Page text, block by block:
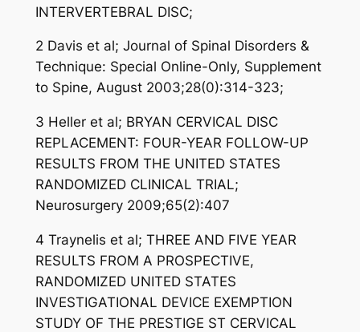
INTERVERTEBRAL DISC;
2 Davis et al; Journal of Spinal Disorders &
Technique: Special Online-Only, Supplement
to Spine, August 2003;28(0):314-323;
3 Heller et al; BRYAN CERVICAL DISC
REPLACEMENT: FOUR-YEAR FOLLOW-UP
RESULTS FROM THE UNITED STATES
RANDOMIZED CLINICAL TRIAL;
Neurosurgery 2009;65(2):407
4 Traynelis et al; THREE AND FIVE YEAR
RESULTS FROM A PROSPECTIVE,
RANDOMIZED UNITED STATES
INVESTIGATIONAL DEVICE EXEMPTION
STUDY OF THE PRESTIGE ST CERVICAL